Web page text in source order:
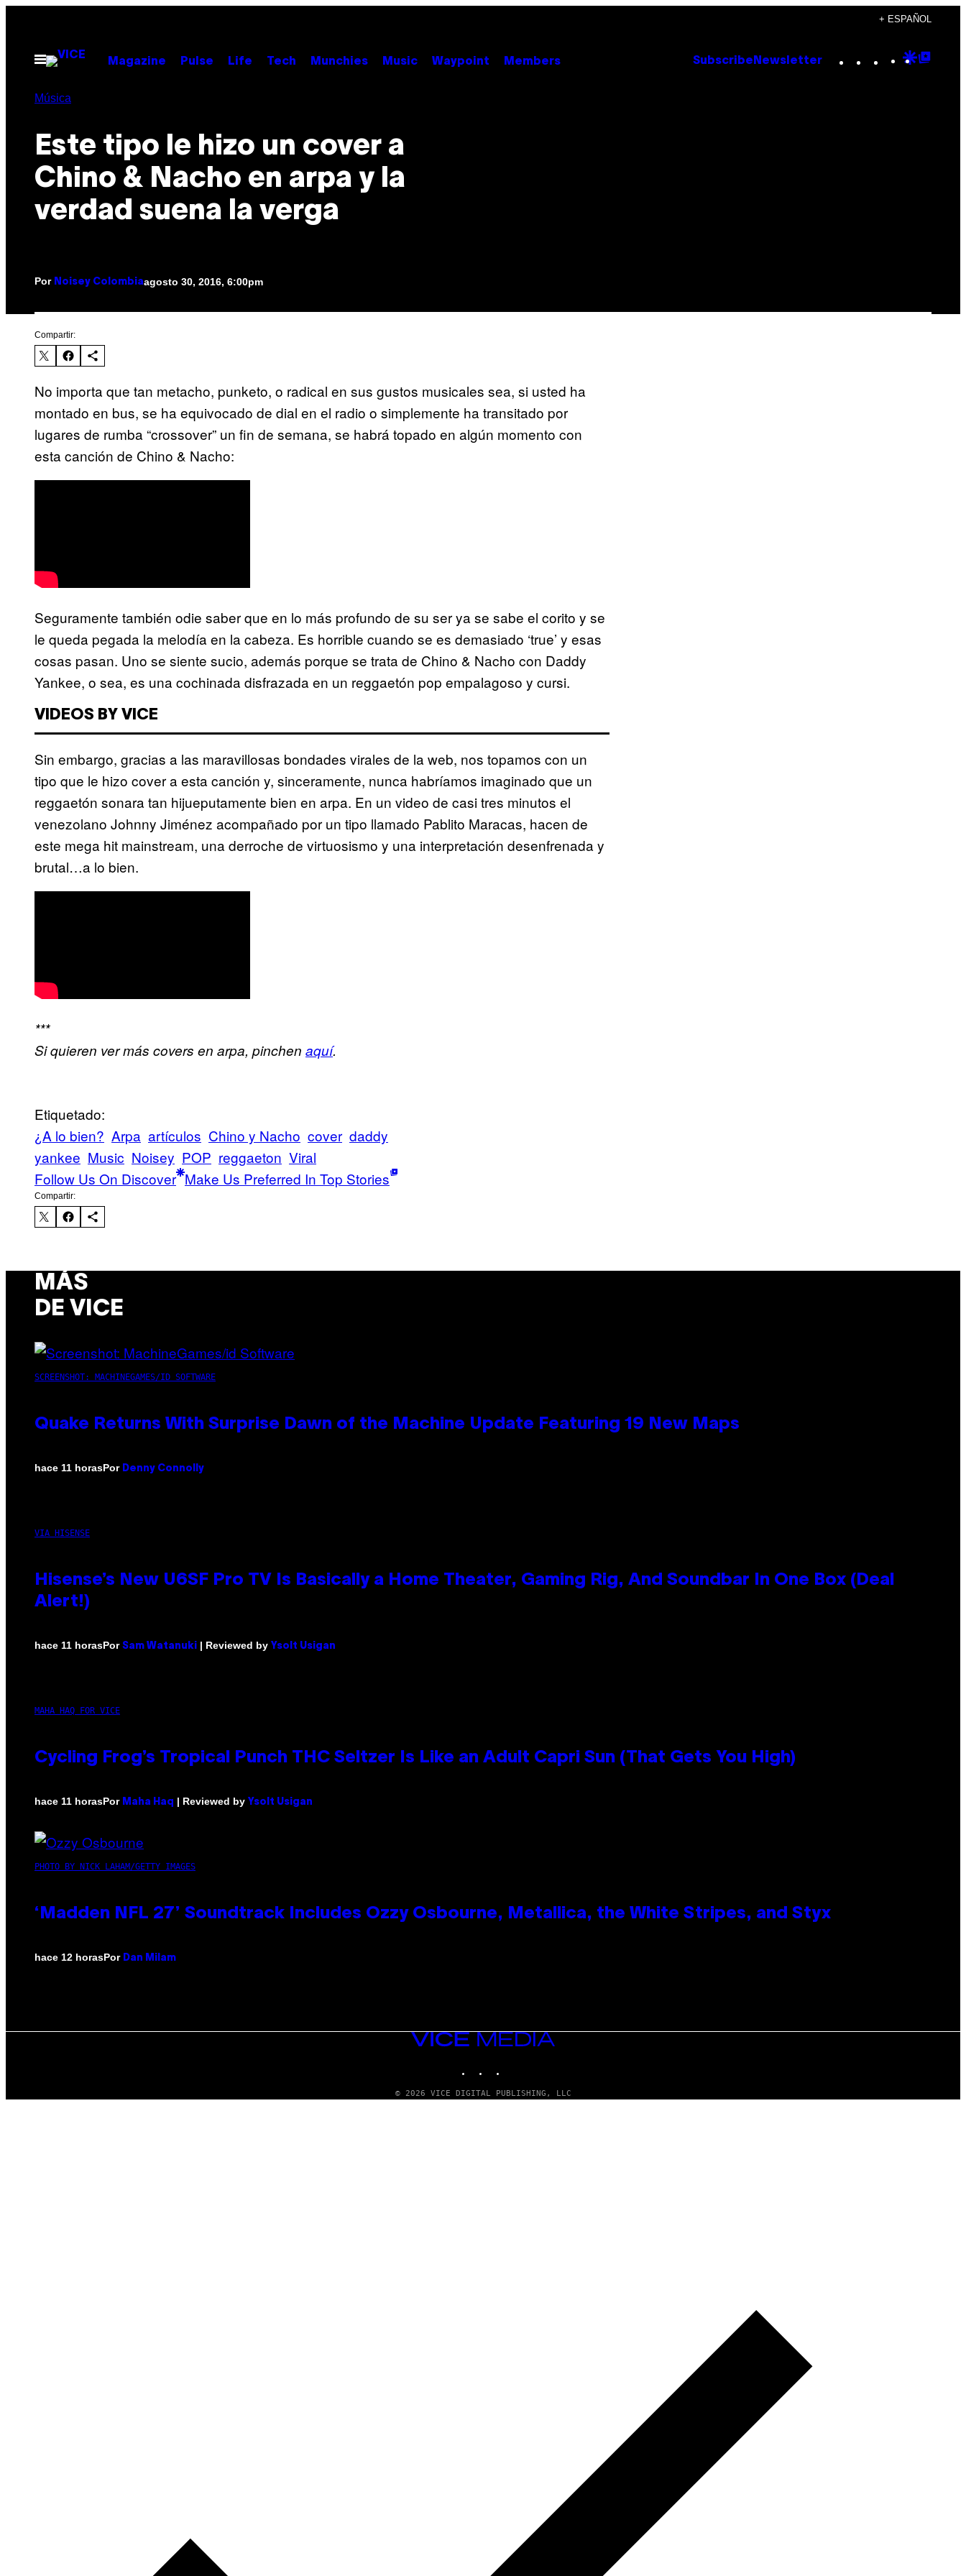
contenido
+ ESPAÑOL
Abrir
Menú
Magazine Pulse Life Tech Munchies Music Waypoint Members Subscribe Newsletter Instagram
TikTok
YouTube
Google
Música
Este tipo le hizo un cover a
Chino & Nacho en arpa y la
verdad suena la verga
Por Noisey Colombiaagosto 30, 2016, 6:00pm
Compartir:
No importa que tan metacho, punketo, o radical en sus gustos musicales sea, si usted ha
montado en bus, se ha equivocado de dial en el radio o simplemente ha transitado por
lugares de rumba “crossover” un fin de semana, se habrá topado en algún momento con
esta canción de Chino & Nacho:
Seguramente también odie saber que en lo más profundo de su ser ya se sabe el corito y se
le queda pegada la melodía en la cabeza. Es horrible cuando se es demasiado ‘true’ y esas
cosas pasan. Uno se siente sucio, además porque se trata de Chino & Nacho con Daddy
Yankee, o sea, es una cochinada disfrazada en un reggaetón pop empalagoso y cursi.
VIDEOS BY VICE
Sin embargo, gracias a las maravillosas bondades virales de la web, nos topamos con un
tipo que le hizo cover a esta canción y, sinceramente, nunca habríamos imaginado que un
reggaetón sonara tan hijueputamente bien en arpa. En un video de casi tres minutos el
venezolano Johnny Jiménez acompañado por un tipo llamado Pablito Maracas, hacen de
este mega hit mainstream, una derroche de virtuosismo y una interpretación desenfrenada y
brutal…a lo bien.
***
Si quieren ver más covers en arpa, pinchen aquí.
Etiquetado:
¿A lo bien? Arpa artículos Chino y Nacho cover daddy
yankee Music Noisey POP reggaeton Viral
Follow Us On Discover Make Us Preferred In Top Stories
Compartir:
MÁS
DE VICE
SCREENSHOT: MACHINEGAMES/ID SOFTWARE
Quake Returns With Surprise Dawn of the Machine Update Featuring 19 New Maps
hace 11 horasPor Denny Connolly
VIA HISENSE
Hisense’s New U6SF Pro TV Is Basically a Home Theater, Gaming Rig, And Soundbar In One Box (Deal
Alert!)
hace 11 horasPor Sam Watanuki | Reviewed by Ysolt Usigan
MAHA HAQ FOR VICE
Cycling Frog’s Tropical Punch THC Seltzer Is Like an Adult Capri Sun (That Gets You High)
hace 11 horasPor Maha Haq | Reviewed by Ysolt Usigan
PHOTO BY NICK LAHAM/GETTY IMAGES
‘Madden NFL 27’ Soundtrack Includes Ozzy Osbourne, Metallica, the White Stripes, and Styx
hace 12 horasPor Dan Milam
VICE
MEDIA
© 2026 VICE DIGITAL PUBLISHING, LLC